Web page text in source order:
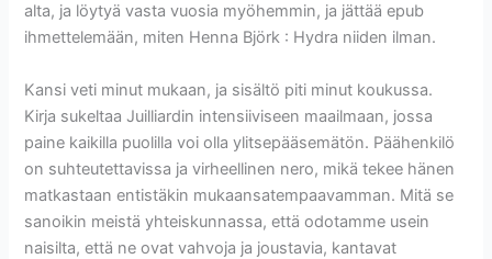
alta, ja löytyä vasta vuosia myöhemmin, ja jättää epub
ihmettelemään, miten Henna Björk : Hydra niiden ilman.
Kansi veti minut mukaan, ja sisältö piti minut koukussa.
Kirja sukeltaa Juilliardin intensiiviseen maailmaan, jossa
paine kaikilla puolilla voi olla ylitsepääsemätön. Päähenkilö
on suhteutettavissa ja virheellinen nero, mikä tekee hänen
matkastaan entistäkin mukaansatempaavamman. Mitä se
sanoikin meistä yhteiskunnassa, että odotamme usein
naisilta, että ne ovat vahvoja ja joustavia, kantavat